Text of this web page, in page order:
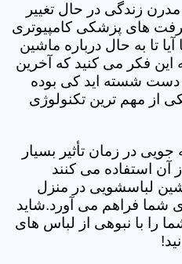
زندگی در حال تغییر
های پزشکی کامپیوتری
تا به حال درباره ماشین
این فکر می کنید که آخرین
دست شسته اید کی بوده
از مهم ترین تکنولوژی
در زمان تأثیر بسیار
آن استفاده می کنند
لباسشویی در منزل
شما فراهم می آورد.شاید
را با نبوهی از لباس های